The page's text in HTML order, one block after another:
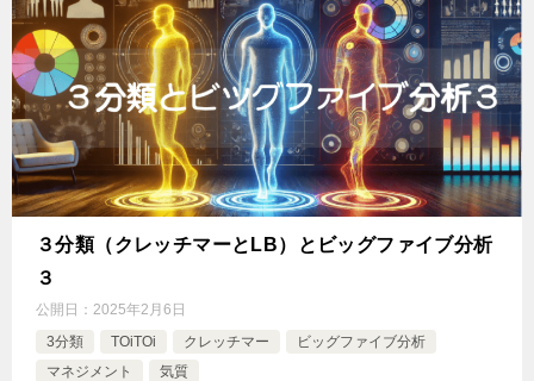
３分類（クレッチマーとLB）とビッグファイブ分析
３
公開日： 2025年2月6日
3分類
TOiTOi クレッチマー
ビッグファイブ分析
マネジメント
気質